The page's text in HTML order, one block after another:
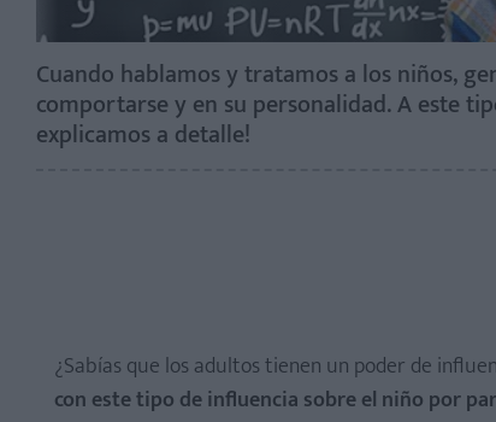
Cuando hablamos y tratamos a los niños,
comportarse y en su personalidad. A este
explicamos a detalle!
¿Sabías que los adultos tienen un poder de
con este tipo de influencia sobre el niño por